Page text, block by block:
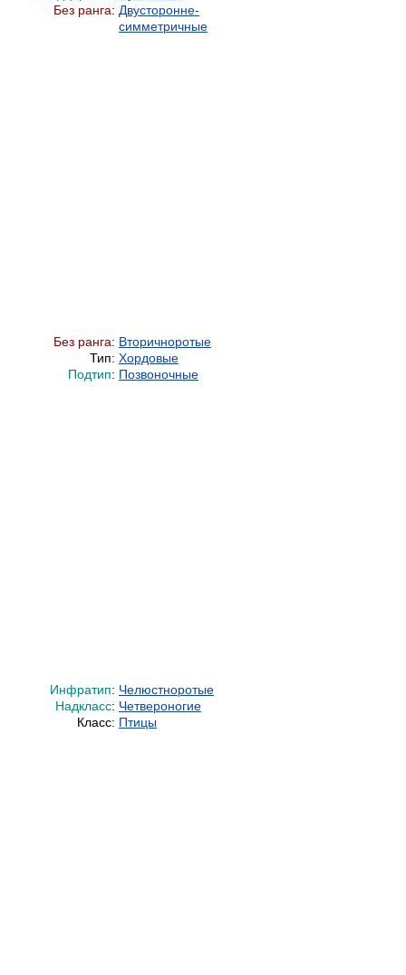
Без ранга: Двусторонне-
симметричные
Без ранга: Вторичноротые
Тип: Хордовые
Подтип: Позвоночные
Инфратип: Челюстноротые
Надкласс: Четвероногие
Класс: Птицы